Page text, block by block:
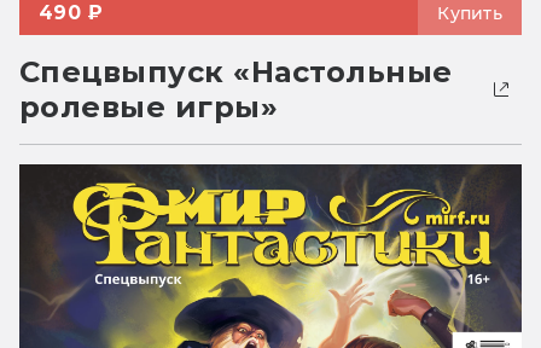
490 ₽ Купить
Спецвыпуск «Настольные
ролевые игры»